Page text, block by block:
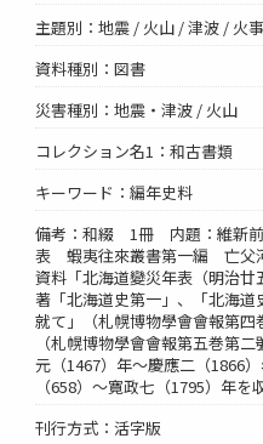
主題別：地震 / 火山 / 津波 / 火
資料種別：図書
災害種別：地震・津波 / 火山
コレクション名1：和古書類
キーワード：編年史料
備考：和綴 1冊 内題：維新前
表 蝦夷往來叢書第一編 亡父
資料「北海道變災年表（明治
著「北海道史第一」、「北海
就て」（札幌博物學會會報第四
（札幌博物學會會報第五巻第
元（1467）年～慶應二（1866
（658）～寛政七（1795）年
刊行方式：活字版